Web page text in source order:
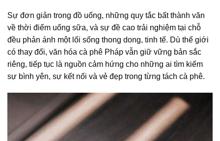
Sự đơn giản trong đồ uống, những quy tắc bất thành văn
về thời điểm uống sữa, và sự đề cao trải nghiệm tại chỗ
đều phản ánh một lối sống thong dong, tinh tế. Dù thế giới
có thay đổi, văn hóa cà phê Pháp vẫn giữ vững bản sắc
riêng, tiếp tục là nguồn cảm hứng cho những ai tìm kiếm
sự bình yên, sự kết nối và vẻ đẹp trong từng tách cà phê.